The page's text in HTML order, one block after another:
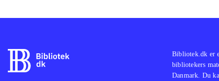
Bibliotek.dk er
bibliotekers
Danmark. Du